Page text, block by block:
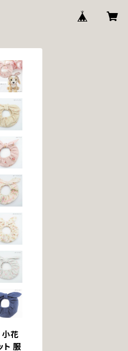
花
ト 服